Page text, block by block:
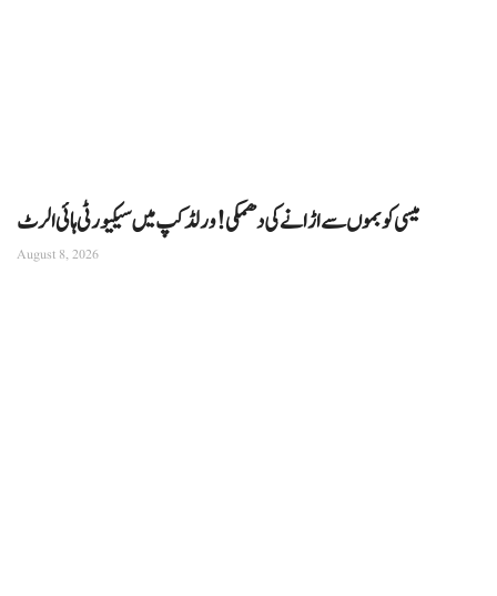
میسی کو بموں سے اڑانے کی دھمکی! ورلڈ کپ میں سیکیورٹی ہائی الرٹ
August 8, 2026